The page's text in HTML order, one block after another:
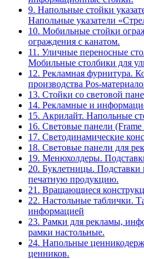
9. Напольные стойки
Напольные указатели
10. Мобильные стойки
ограждения с канатом.
11. Уличные переносные
Мобильные столбики для
12. Рекламная фурнитура.
производства Pos-
13. Стойки со световой
14. Рекламные и
15. Акрилайт. Напольные
16. Световые панели
17. Светодинамические
18. Световые панели для
19. Менюхолдеры.
20. Буклетницы.
печатную продукцию.
21. Вращающиеся
22. Настольные таблички.
информацией
23. Рамки для рекламы,
рамки настольные.
24. Напольные
ценников.